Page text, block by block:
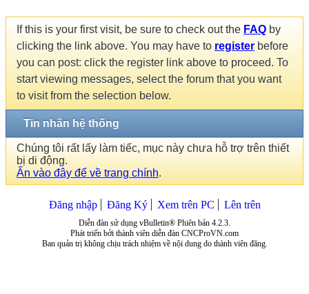
If this is your first visit, be sure to check out the FAQ by
clicking the link above. You may have to register before
you can post: click the register link above to proceed. To
start viewing messages, select the forum that you want
to visit from the selection below.
Tin nhắn hệ thống
Chúng tôi rất lấy làm tiếc, mục này chưa hỗ trợ trên thiết
bị di động.
Ấn vào đây để về trang chính.
Đăng nhập Đăng Ký Xem trên PC Lên trên
Diễn đàn sử dụng vBulletin® Phiên bản 4.2.3.
Phát triển bởi thành viên diễn đàn CNCProVN.com
Ban quản trị không chịu trách nhiệm về nội dung do thành viên đăng.